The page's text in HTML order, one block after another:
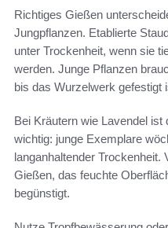
Richtiges Gießen
Jungpflanzen. Etablierte
unter Trockenheit, wenn sie
werden. Junge Pflanzen
bis das Wurzelwerk gefestigt
Bei Kräutern wie Lavendel
wichtig: junge Exemplare
langanhaltender Trockenheit.
Gießen, das feuchte
begünstigt.